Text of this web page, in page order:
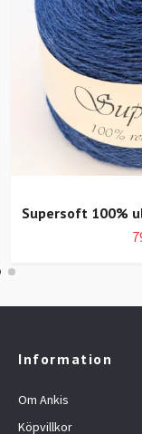
Supersoft 100%
Information
Om Ankis
Köpvillkor